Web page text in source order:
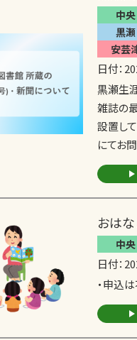
中央
黒瀬
安芸
日付：
黒瀬生
雑誌の
設置し
にてお
おはな
中央
日付：
・申込